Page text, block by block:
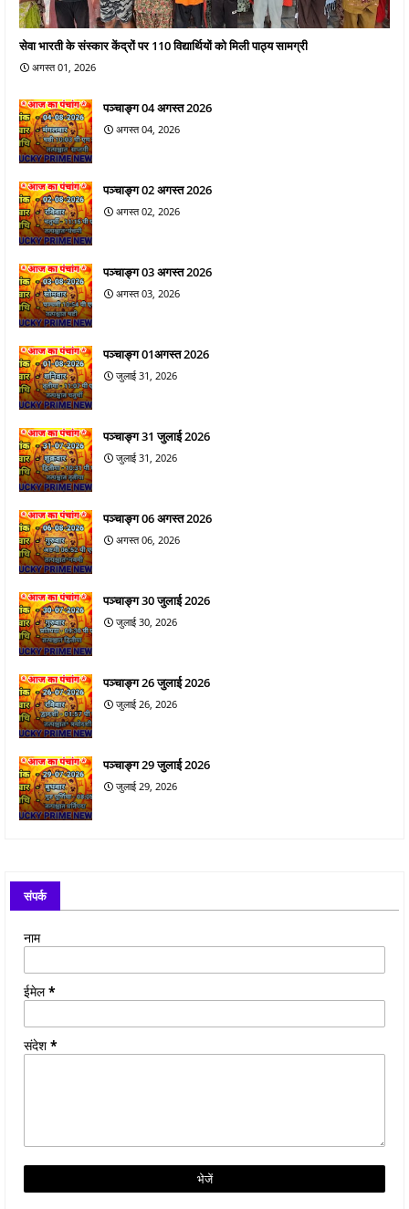
सेवा भारती के संस्कार केंद्रों पर 110 विद्यार्थियों को मिली पाठ्य सामग्री
अगस्त 01, 2026
पञ्चाङ्ग 04 अगस्त 2026
अगस्त 04, 2026
पञ्चाङ्ग 02 अगस्त 2026
अगस्त 02, 2026
पञ्चाङ्ग 03 अगस्त 2026
अगस्त 03, 2026
पञ्चाङ्ग 01अगस्त 2026
जुलाई 31, 2026
पञ्चाङ्ग 31 जुलाई 2026
जुलाई 31, 2026
पञ्चाङ्ग 06 अगस्त 2026
अगस्त 06, 2026
पञ्चाङ्ग 30 जुलाई 2026
जुलाई 30, 2026
पञ्चाङ्ग 26 जुलाई 2026
जुलाई 26, 2026
पञ्चाङ्ग 29 जुलाई 2026
जुलाई 29, 2026
संपर्क
नाम
ईमेल*
संदेश*